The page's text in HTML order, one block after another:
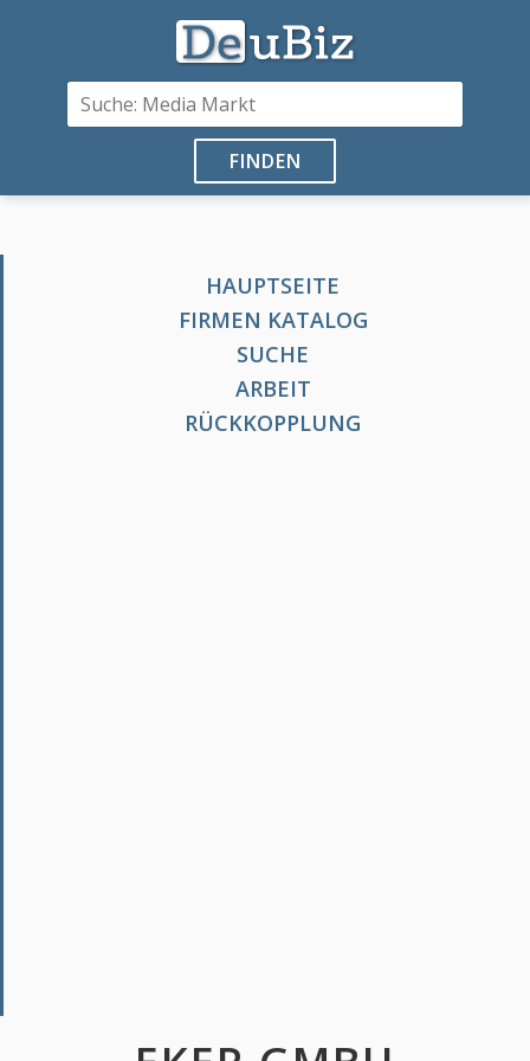
FINDEN
HAUPTSEITE
FIRMEN KATALOG
SUCHE
ARBEIT
RÜCKKOPPLUNG